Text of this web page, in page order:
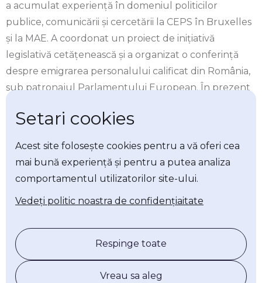
Socials
Rapoarte
Programul Național Masă Sănătoasă: de la promisiune
legislativă la investiție publică
a acumulat experiență în domeniul politicilor
publice, comunicării și cercetării la CEPS în Bruxelles
și la MAE. A coordonat un proiect de inițiativă
legislativă cetățenească și a organizat o conferință
despre emigrarea personalului calificat din România,
sub patronajul Parlamentului European. În prezent
sustenabilitate.
Setari cookies
Acest site folosește cookies pentru a vă oferi cea
mai bună experiență și pentru a putea analiza
comportamentul utilizatorilor site-ului.
Vedeți politic noastra de confidențiaitate
Respinge toate
Vreau sa aleg